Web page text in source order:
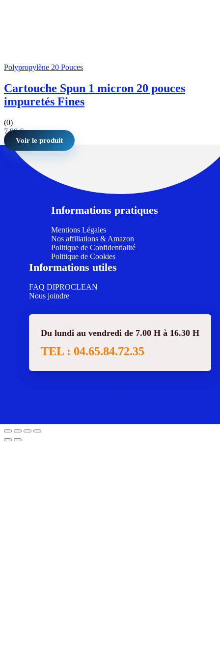
Polypropylène 20 Pouces
Cartouche Spun 1 micron 20 pouces
impuretés Fines
(0)
7,90€
Voir le produit
Informations pratiques
Mentions Légales
Nos affiliations & Amazon
Politique de Confidentialité
Politique de Cookies
Informations utiles
FAQ DIPROCLEAN
Nous joindre
Du lundi au vendredi de 7.00 H à 16.30 H
TEL : 04.65.84.72.35